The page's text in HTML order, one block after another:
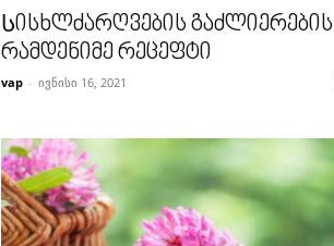
Სისხლძარღვების გაძლიერების
რამდენიმე რეცეფტი
vap - ივნისი 16, 2021